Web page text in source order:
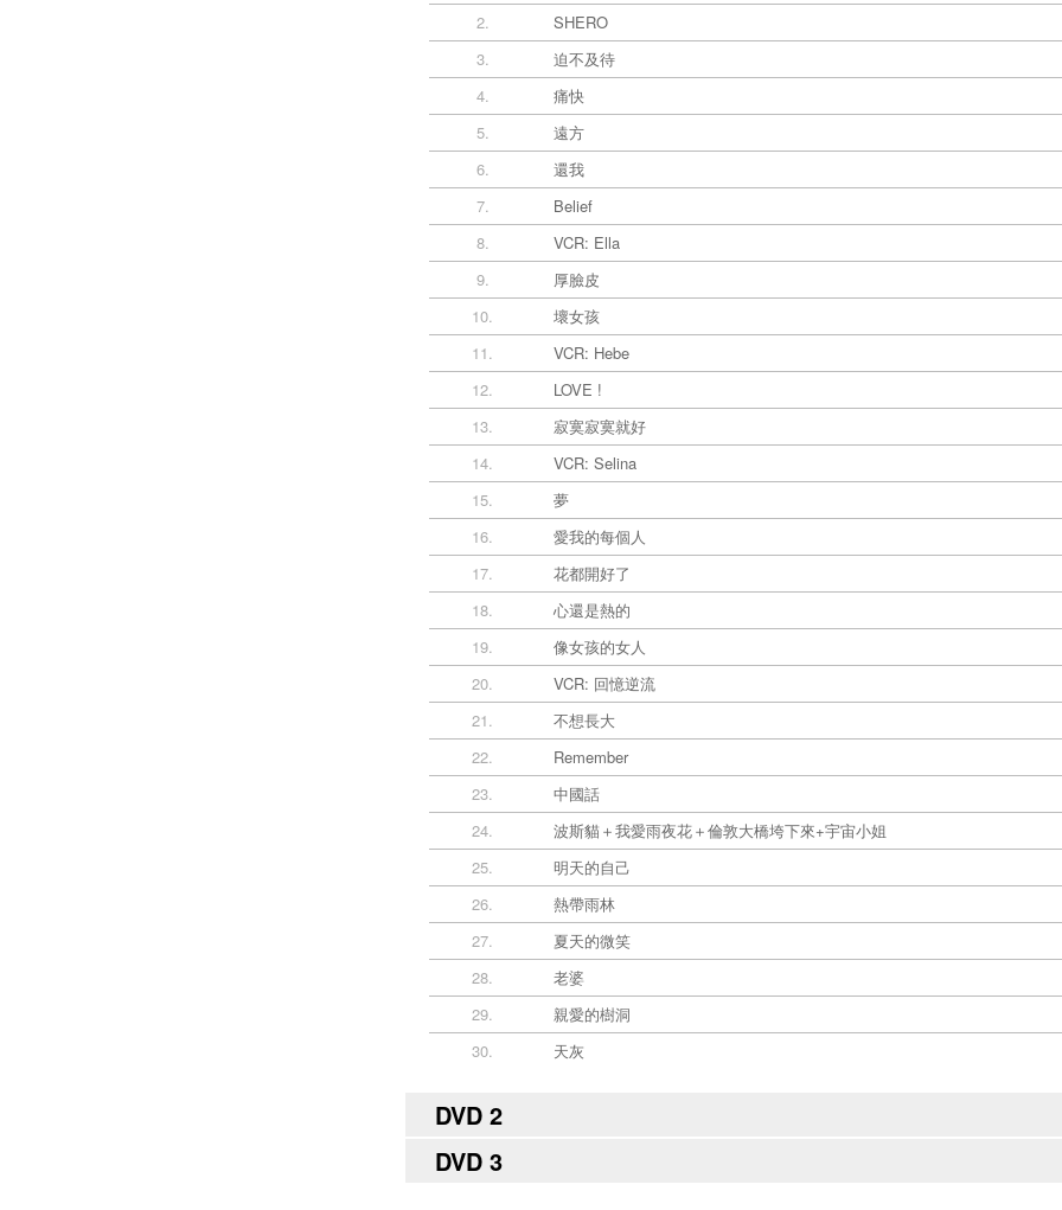
2.
SHERO
3.
迫不及待
4.
痛快
5.
遠方
6.
還我
7.
Belief
8.
VCR: Ella
9.
厚臉皮
10.
壞女孩
11.
VCR: Hebe
12.
LOVE !
13.
寂寞寂寞就好
14.
VCR: Selina
15.
夢
16.
愛我的每個人
17.
花都開好了
18.
心還是熱的
19.
像女孩的女人
20.
VCR: 回憶逆流
21.
不想長大
22.
Remember
23.
中國話
24.
波斯貓＋我愛雨夜花＋倫敦大橋垮下來+宇宙小姐
25.
明天的自己
26.
熱帶雨林
27.
夏天的微笑
28.
老婆
29.
親愛的樹洞
30.
天灰
DVD 2
DVD 3